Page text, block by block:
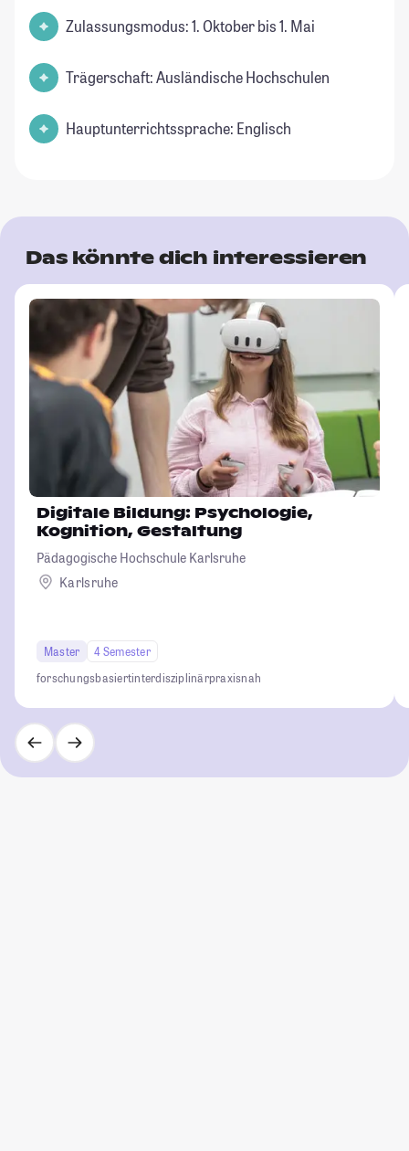
Zulassungsmodus: 1. Oktober bis 1. Mai
Trägerschaft: Ausländische Hochschulen
Hauptunterrichtssprache: Englisch
Das könnte dich interessieren
Digitale Bildung: Psychologie,
Kognition, Gestaltung
Pädagogische Hochschule Karlsruhe
Karlsruhe
Master
4 Semester
forschungsbasiertinterdisziplinärpraxisnah